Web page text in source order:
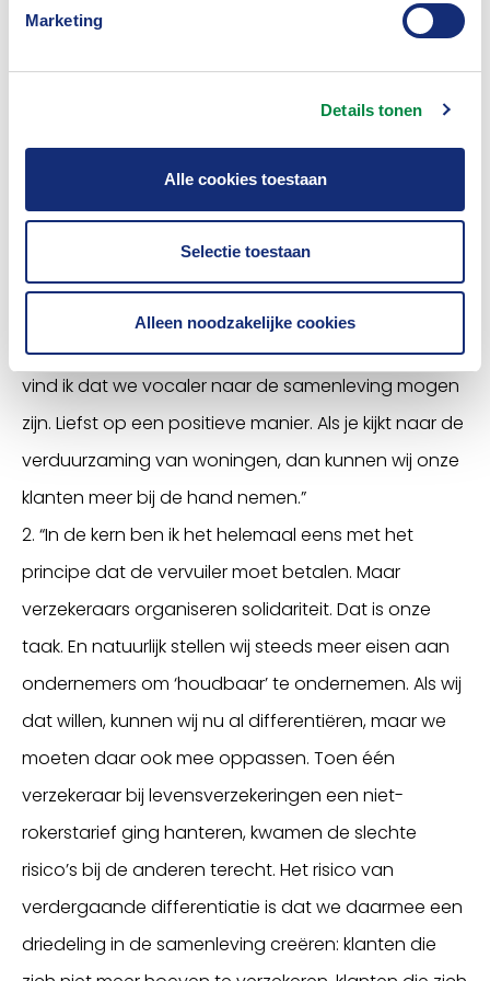
Marketing
Details tonen
Alle cookies toestaan
Selectie toestaan
Alleen noodzakelijke cookies
heeft het Verbond een samenwerking met het KNMI,
Begrijp me goed, wij mogen ons nooit verschuilen
achter de politiek of de Tweede Kamer, maar
tegelijkertijd hebben we elkaar wel nodig. En tot slot
vind ik dat we vocaler naar de samenleving mogen
zijn. Liefst op een positieve manier. Als je kijkt naar de
verduurzaming van woningen, dan kunnen wij onze
klanten meer bij de hand nemen.”
2. “In de kern ben ik het helemaal eens met het
principe dat de vervuiler moet betalen. Maar
verzekeraars organiseren solidariteit. Dat is onze
taak. En natuurlijk stellen wij steeds meer eisen aan
ondernemers om ‘houdbaar’ te ondernemen. Als wij
dat willen, kunnen wij nu al differentiëren, maar we
moeten daar ook mee oppassen. Toen één
verzekeraar bij levensverzekeringen een niet-
rokerstarief ging hanteren, kwamen de slechte
risico’s bij de anderen terecht. Het risico van
verdergaande differentiatie is dat we daarmee een
driedeling in de samenleving creëren: klanten die